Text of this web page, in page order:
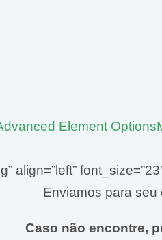
Element Options
align=”left”
Enviamos para seu
Caso não encontre,